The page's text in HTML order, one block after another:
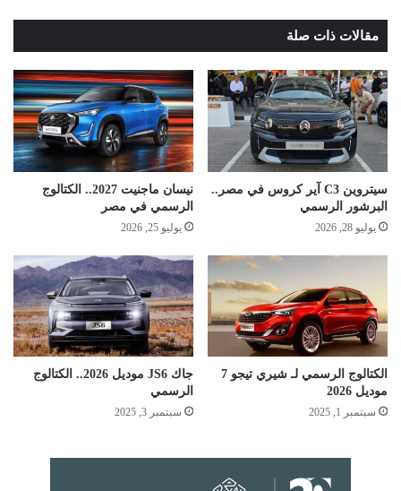
مقالات ذات صلة
سيتروين C3 آير كروس في مصر..
البرشور الرسمي
يوليو 28, 2026
نيسان ماجنيت 2027.. الكتالوج
الرسمي في مصر
يوليو 25, 2026
الكتالوج الرسمي لـ شيري تيجو 7
موديل 2026
سبتمبر 1, 2025
جاك JS6 موديل 2026.. الكتالوج
الرسمي
سبتمبر 3, 2025